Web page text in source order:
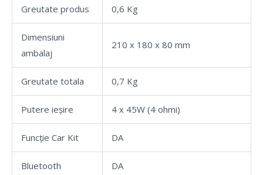
Greutate produs 0,6 Kg
Dimensiuni
ambalaj
210 x 180 x 80 mm
Greutate totala 0,7 Kg
Putere ieșire 4 x 45W (4 ohmi)
Funcție Car Kit DA
Bluetooth DA